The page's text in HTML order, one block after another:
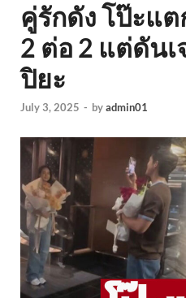
คู่รักดัง โป๊ะแ
2 ต่อ 2 แต่ดันเ
ปิยะ
July 3, 2025 - byadmin01